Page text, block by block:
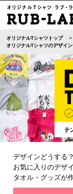
オリジナルTシャツトップ
オリジナルTシャツのデザイ
デザインどうする
お気に入りのデザ
タオル・グッズが